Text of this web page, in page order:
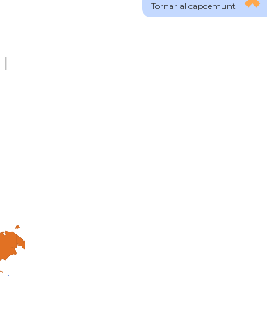
Tornar al capdemunt
|